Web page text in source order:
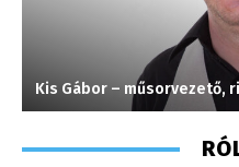
Kis Gábor – műsorvezető,